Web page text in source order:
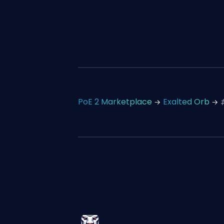
PoE 2 Marketplace Exalted Orb